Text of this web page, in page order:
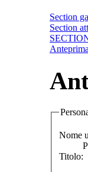
Section
Section
Nome
Titolo: